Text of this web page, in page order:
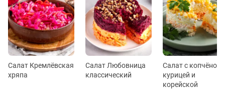
Салат Кремлёвская
хряпа
Салат Любовница
классический
Салат с копчёной
курицей и
корейской